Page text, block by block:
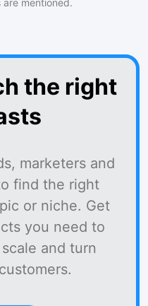
mentioned.
the right
marketers and
find the right
or niche. Get
you need to
and turn